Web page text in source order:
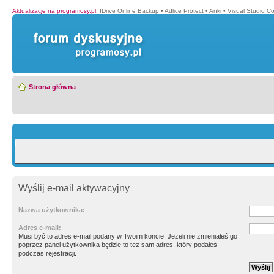
Aktualizacje na programosy.pl: IDrive Online Backup • Adlice Protect • Anki • Visual Studio
Strona główna
Wyślij e-mail aktywacyjny
Nazwa użytkownika:
Adres e-mail:
Musi być to adres e-mail podany w Twoim koncie. Jeżeli nie zmieniałeś go
poprzez panel użytkownika będzie to tez sam adres, który podałeś
podczas rejestracji.